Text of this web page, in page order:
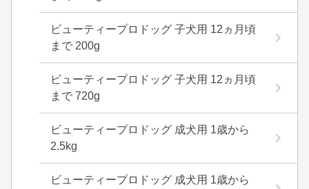
ビューティープロドッグ 子犬用 12ヵ月頃
まで 200g
ビューティープロドッグ 子犬用 12ヵ月頃
まで 720g
ビューティープロドッグ 成犬用 1歳から
2.5kg
ビューティープロドッグ 成犬用 1歳から